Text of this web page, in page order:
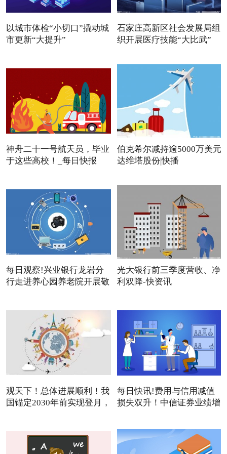
以城市体检“小切口”撬动城
市更新“大提升”
石家庄高新区社会发展局组
织开展医疗技能“大比武”
神舟二十一号航天员，毕业
于这些高校！_每日快报
伯克希尔减持逾5000万美元
达维塔股份|快播
每日观察!兴业银行龙岩分
行走进养心园养老院开展敬
光大银行前三季度营收、净
利双降-快资讯
观天下！总体进展顺利！我
国锚定2030年前实现登月，
每日快讯!费用与信用减值
损失双升！中信证券业绩增